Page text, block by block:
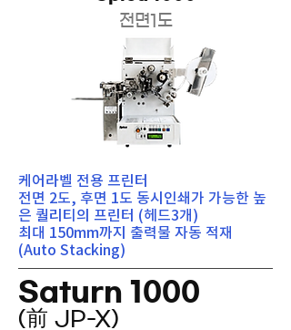
전면1도
케어라벨 전용 프린터
​전면 2도, 후면 1도 동시인쇄가 가능한 높
은 퀄리티의 프린터 (헤드3개)
최대 150mm까지 출력물 자동 적재
(Auto Stacking)
Saturn 1000
(前 JP-X)